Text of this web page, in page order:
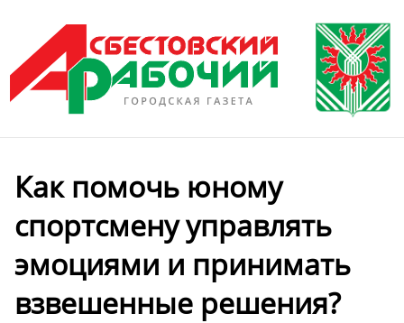
Как помочь юному
спортсмену управлять
эмоциями и принимать
взвешенные решения?